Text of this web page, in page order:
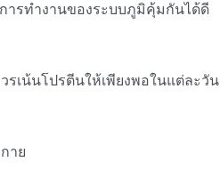
ารทำงานของระบบภูมิคุ้มกันได้ดี
เน้นโปรตีนให้เพียงพอในแต่ละวัน
าย